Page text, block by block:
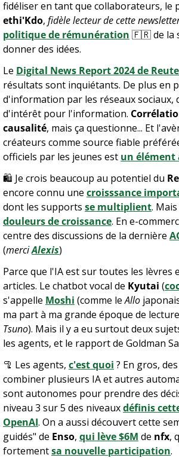
ethi'Kdo, fidèle lecteur de cette
politique de rémunération 🇫🇷 de la
donner des idées.
Le Digital News Report 2024 de
résultats sont inquiétants. De plus en
d'information par les réseaux sociaux,
d'intérêt pour l'information.
causalité, mais ça questionne... Et
créateurs comme source fiable
officiels par les jeunes est un élément
🛍️ Je crois beaucoup au potentiel du
encore connu une croisssance
dont les supports se multiplient
douleurs de croissance. En e-
centre des discussions de la dernière
(merci Alexis)
Parce que l'IA est sur toutes les lèvres
articles. Le chatbot vocal de Kyutai (
s'appelle Moshi (comme le Allo
ma part à ma grande époque de
Tsuno). Mais il y a eu surtout deux
les agents, et le rapport de Goldman
🦿 Les agents, c'est quoi ? En gros,
combiner plusieurs IA et autres
sont autonomes pour prendre des
niveau 3 sur 5 des niveaux définis
OpenAI. On a aussi découvert cette
guidés" de Enso, qui lève $6M de nfx,
fortement sa nouvelle participation.